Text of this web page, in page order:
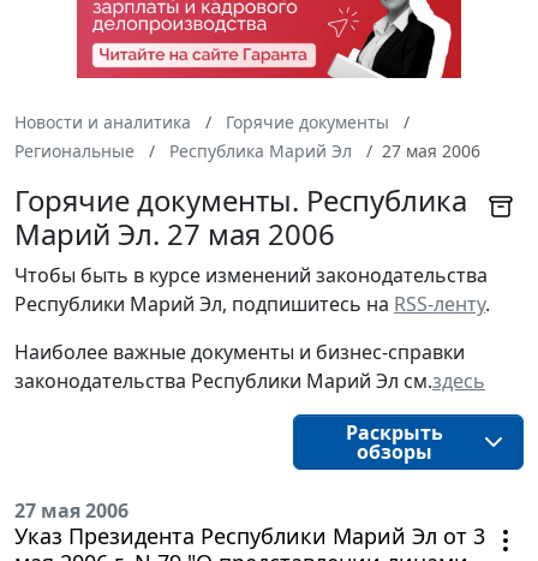
Новости и аналитика
Горячие документы
Региональные
Республика Марий Эл 27 мая 2006
Горячие документы. Республика
Марий Эл. 27 мая 2006
Чтобы быть в курсе изменений законодательства
Республики Марий Эл, подпишитесь на RSS-ленту.
Наиболее важные документы и бизнес-справки
законодательства Республики Марий Эл см.здесь
Раскрыть
обзоры
27 мая 2006
Указ Президента Республики Марий Эл от 3